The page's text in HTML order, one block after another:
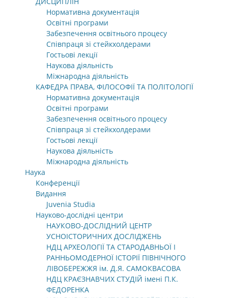
Нормативна документація
Освітні програми
Забезпечення освітнього процесу
Співпраця зі стейкхолдерами
Гостьові лекції
Наукова діяльність
Міжнародна діяльність
КАФЕДРА ПРАВА, ФІЛОСОФІЇ ТА ПОЛІТОЛОГІЇ
Нормативна документація
Освітні програми
Забезпечення освітнього процесу
Співпраця зі стейкхолдерами
Гостьові лекції
Наукова діяльність
Міжнародна діяльність
Наука
Конференції
Видання
Juvenia Studia
Науково-дослідні центри
НАУКОВО-ДОСЛІДНИЙ ЦЕНТР
УСНОІСТОРИЧНИХ ДОСЛІДЖЕНЬ
НДЦ АРХЕОЛОГІЇ ТА СТАРОДАВНЬОЇ І
РАННЬОМОДЕРНОЇ ІСТОРІЇ ПІВНІЧНОГО
ЛІВОБЕРЕЖЖЯ ім. Д.Я. САМОКВАСОВА
НДЦ КРАЄЗНАВЧИХ СТУДІЙ імені П.К.
ФЕДОРЕНКА